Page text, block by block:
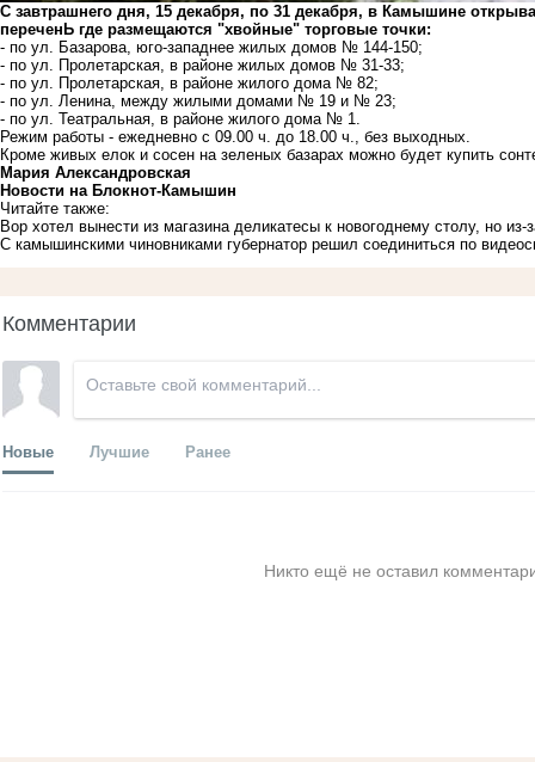
С завтрашнего дня, 15 декабря, по 31 декабря, в Камышине
переченЬ где размещаются "хвойные" торговые точки:
- по ул. Базарова, юго-западнее жилых домов № 144-150;
- по ул. Пролетарская, в районе жилых домов № 31-33;
- по ул. Пролетарская, в районе жилого дома № 82;
- по ул. Ленина, между жилыми домами № 19 и № 23;
- по ул. Театральная, в районе жилого дома № 1.
Режим работы - ежедневно с 09.00 ч. до 18.00 ч., без выходных.
Кроме живых елок и сосен на зеленых базарах можно будет купить
Мария Александровская
Новости на Блoкнoт-Камышин
Читайте также:
Вор хотел вынести из магазина деликатесы к новогоднему столу, но
С камышинскими чиновниками губернатор решил соединиться по
Комментарии
Новые Лучшие Ранее
Никто ещё не оставил